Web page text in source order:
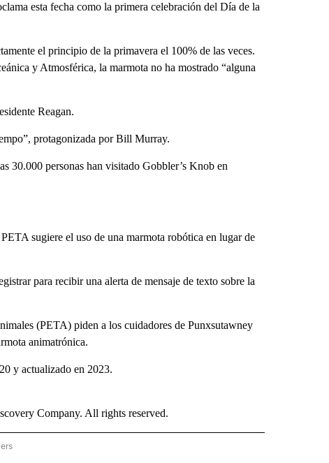
esta fecha como la primera celebración del Día de la
el principio de la primavera el 100% de las veces.
y Atmosférica, la marmota no ha mostrado “alguna
Reagan.
protagonizada por Bill Murray.
30.000 personas han visitado Gobbler’s Knob en
sugiere el uso de una marmota robótica en lugar de
para recibir una alerta de mensaje de texto sobre la
(PETA) piden a los cuidadores de Punxsutawney
animatrónica.
y actualizado en 2023.
Company. All rights reserved.
TO RECEIVE NOTIFICATIONS ABOUT NEW PAGES ON "CNN-SPANISH".